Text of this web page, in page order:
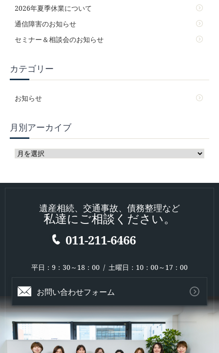
2026年夏季休業について
通信障害のお知らせ
セミナー＆相談会のお知らせ
カテゴリー
お知らせ
月別アーカイブ
遺産相続、交通事故、債務整理など
私達にご相談ください。
011-211-6466
平日：9：30～18：00 / 土曜日：10：00～17：00
お問い合わせフォーム